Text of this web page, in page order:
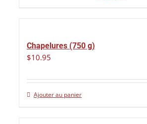
Chapelures (750 g)
$10.95
Ajouter au panier